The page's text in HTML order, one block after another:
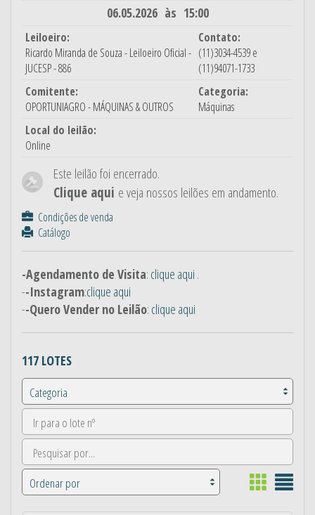
06.05.2026 às 15:00
Leiloeiro:
Ricardo Miranda de Souza - Leiloeiro Oficial -
JUCESP - 886
Contato:
(11)3034-4539 e
(11)94071-1733
Comitente:
OPORTUNIAGRO - MÁQUINAS & OUTROS
Categoria:
Máquinas
Local do leilão:
Online
Este leilão foi encerrado.
Clique aqui e veja nossos leilões em andamento.
Condições de venda
Catálogo
-Agendamento de Visita: clique aqui .
--Instagram:clique aqui
--Quero Vender no Leilão: clique aqui
117 LOTES